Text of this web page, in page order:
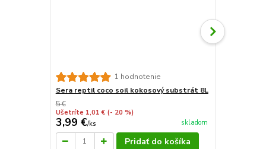
1 hodnotenie
Sera reptil coco soil kokosový substrát 8L
5 €
Ušetríte 1,01 € (- 20 %)
3,99 €/ks skladom
Pridať do košíka